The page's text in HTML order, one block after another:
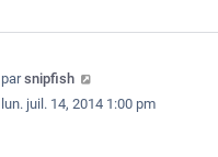
parsnipfish
lun. juil. 14, 2014 1:00 pm